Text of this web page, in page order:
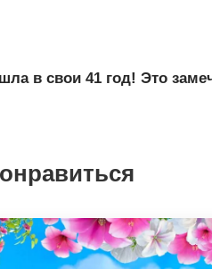
в свои 41 год! Это